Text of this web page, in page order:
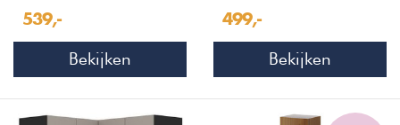
539,-
Bekijken
499,-
Bekijken